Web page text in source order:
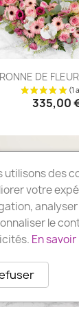
DE
335,00
utilisons des
votre
le
En